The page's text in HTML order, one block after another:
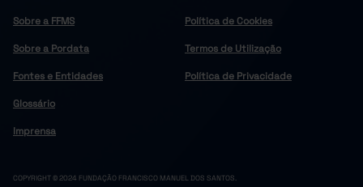
Sobre a FFMS
Sobre a Pordata
Fontes e Entidades
Glossário
Imprensa
Política de Cookies
Termos de Utilização
Política de Privacidade
COPYRIGHT © 2024 FUNDAÇÃO FRANCISCO MANUEL DOS SANTOS.